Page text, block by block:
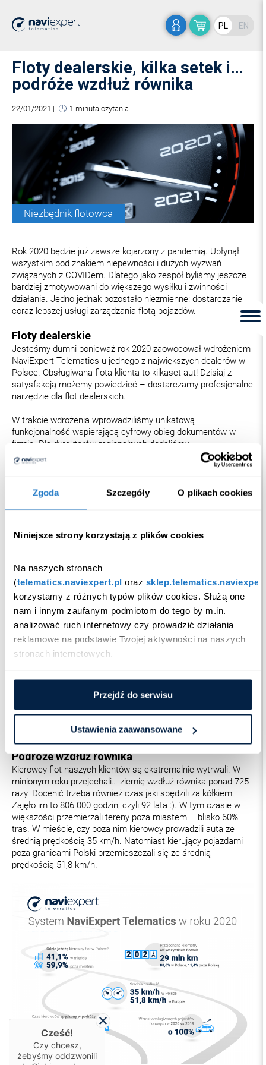
Zgoda Szczegóły O plikach cookies
Niniejsze strony korzystają z plików cookies
Na naszych stronach
(telematics.naviexpert.pl oraz
korzystamy z różnych typów plików cookies. Służą one
nam i innym zaufanym podmiotom do tego by m.in.
analizować ruch internetowy czy prowadzić działania
reklamowe na podstawie Twojej aktywności na naszych
stronach internetowych.
Przejdź do serwisu
Ustawienia zaawansowane
PL EN
Floty dealerskie, kilka setek i…
podróże wzdłuż równika
22/01/2021 | 1 minuta czytania
Niezbędnik flotowca
Rok 2020 będzie już zawsze kojarzony z pandemią. Upłynął
wszystkim pod znakiem niepewności i dużych wyzwań
związanych z COVIDem. Dlatego jako zespół byliśmy jeszcze
bardziej zmotywowani do większego wysiłku i zwinności
działania. Jedno jednak pozostało niezmienne: dostarczanie
coraz lepszej usługi zarządzania flotą pojazdów.
Floty dealerskie
Jesteśmy dumni ponieważ rok 2020 zaowocował wdrożeniem
NaviExpert Telematics u jednego z największych dealerów w
Polsce. Obsługiwana flota klienta to kilkaset aut! Dzisiaj z
satysfakcją możemy powiedzieć – dostarczamy profesjonalne
narzędzie dla flot dealerskich.
W trakcie wdrożenia wprowadziliśmy unikatową
funkcjonalność wspierającą cyfrowy obieg dokumentów w
firmie. Dla dyrektorów regionalnych dodaliśmy
wielopoziomową weryfikację tzw. kilometrówki na potrzeby
rozliczeń dla Urzędu Skarbowego.
Dodatkowo dla wszystkich użytkowników uprościliśmy
liczebnych flot korporacyjnych.
Jednym słowem, jesteśmy gotowi na obsługę każdej floty
dealerskiej w 2021 roku!
Kilka setek
Z każdym rokiem systematycznie przyspieszamy rozwój
NaviExpert Telematics. W 2020 w wielu obszarach
karkołomnie rozpędziliśmy się do… setki. Obsługujemy z
sukcesem duże floty z więcej niż 100 pojazdami. W minionym
roku o 100% zwiększyliśmy liczbę klientów z flotami, a jakże,
biurem użycie naszego serwisu na telefonach również wzrosło
o prawie… 100%. O tyle samo urosła liczba wszystkich
zarejestrowanych pojazdów w naszym serwisie. Także ponad
przez nas webinarach.
Podróże wzdłuż równika
Kierowcy flot naszych klientów są ekstremalnie wytrwali. W
minionym roku przejechali… ziemię wzdłuż równika ponad 725
razy. Docenić trzeba również czas jaki spędzili za kółkiem.
Zajęło im to 806 000 godzin, czyli 92 lata :). W tym czasie w
większości przemierzali tereny poza miastem – blisko 60%
tras. W mieście, czy poza nim kierowcy prowadzili auta ze
średnią prędkością 35 km/h. Natomiast kierujący pojazdami
poza granicami Polski przemieszczali się ze średnią
prędkością 51,8 km/h.
Cześć!
Czy chcesz,
żebyśmy oddzwonili